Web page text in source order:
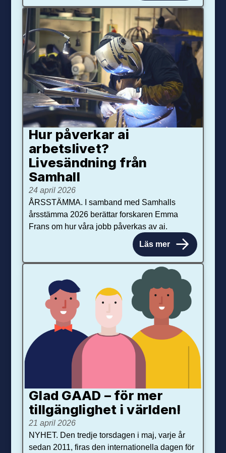
Hur påverkar ai
arbetslivet?
Livesändning från
Samhall
24 april 2026
ÅRSSTÄMMA. I samband med Samhalls
årsstämma 2026 berättar forskaren Emma
Frans om hur våra jobb påverkas av ai.
Läs mer
Glad GAAD – för mer
tillgänglighet i världen!
21 april 2026
NYHET. Den tredje torsdagen i maj, varje år
sedan 2011, firas den internationella dagen för